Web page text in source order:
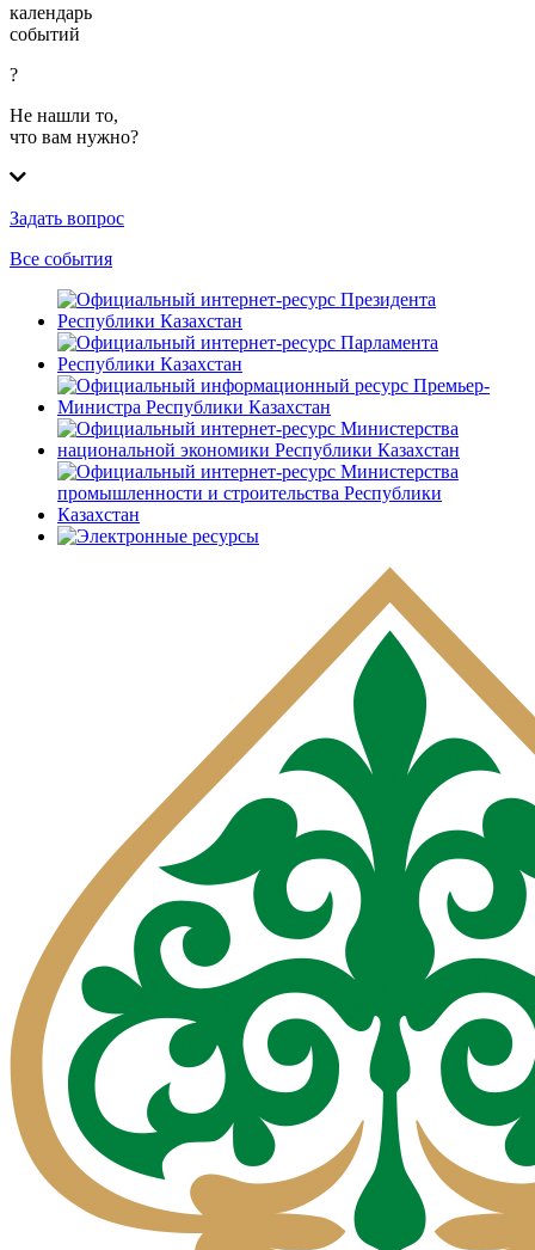
календарь
событий
?
Не нашли то,
что вам нужно?
Задать вопрос
Все события